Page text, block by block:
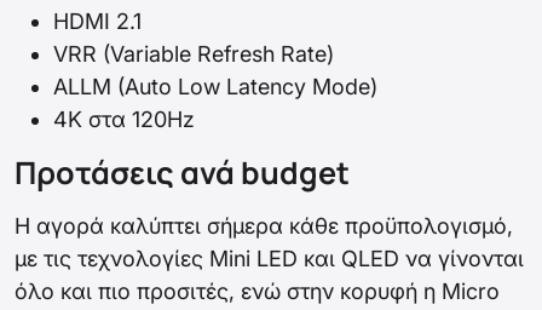
HDMI 2.1
VRR (Variable Refresh Rate)
ALLM (Auto Low Latency Mode)
4K στα 120Hz
Προτάσεις ανά budget
Η αγορά καλύπτει σήμερα κάθε προϋπολογισμό,
με τις τεχνολογίες Mini LED και QLED να γίνονται
όλο και πιο προσιτές, ενώ στην κορυφή η Micro